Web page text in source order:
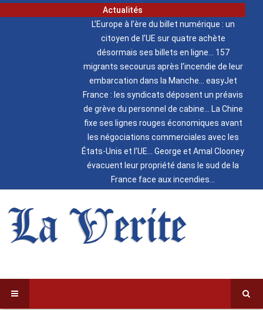
Actualités
L’Europe à l’ère du billet numérique : un
citoyen de l’UE sur quatre achète
désormais ses billets en ligne
157
migrants secourus après l’incendie de leur
embarcation dans la Manche
easyJet
France : les syndicats déposent un préavis
de grève du personnel de cabine
La Chine
fixe ses lignes rouges économiques avant
les négociations commerciales avec les
États-Unis et l’UE
George et Amal Clooney
évacuent leur propriété dans le sud de la
France face aux incendies
La Verite